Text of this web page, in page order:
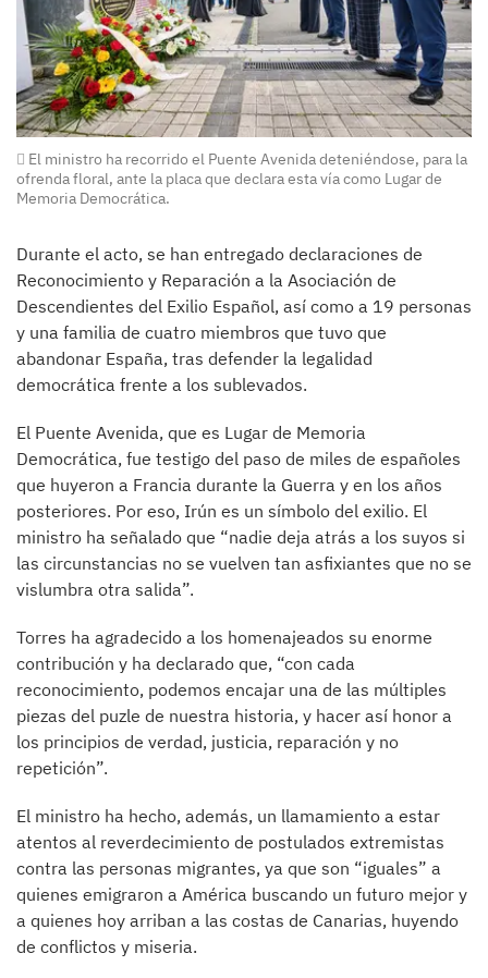
El ministro ha recorrido el Puente Avenida deteniéndose, para la
ofrenda floral, ante la placa que declara esta vía como Lugar de
Memoria Democrática.
Durante el acto, se han entregado declaraciones de
Reconocimiento y Reparación a la Asociación de
Descendientes del Exilio Español, así como a 19 personas
y una familia de cuatro miembros que tuvo que
abandonar España, tras defender la legalidad
democrática frente a los sublevados.
El Puente Avenida, que es Lugar de Memoria
Democrática, fue testigo del paso de miles de españoles
que huyeron a Francia durante la Guerra y en los años
posteriores. Por eso, Irún es un símbolo del exilio. El
ministro ha señalado que “nadie deja atrás a los suyos si
las circunstancias no se vuelven tan asfixiantes que no se
vislumbra otra salida”.
Torres ha agradecido a los homenajeados su enorme
contribución y ha declarado que, “con cada
reconocimiento, podemos encajar una de las múltiples
piezas del puzle de nuestra historia, y hacer así honor a
los principios de verdad, justicia, reparación y no
repetición”.
El ministro ha hecho, además, un llamamiento a estar
atentos al reverdecimiento de postulados extremistas
contra las personas migrantes, ya que son “iguales” a
quienes emigraron a América buscando un futuro mejor y
a quienes hoy arriban a las costas de Canarias, huyendo
de conflictos y miseria.